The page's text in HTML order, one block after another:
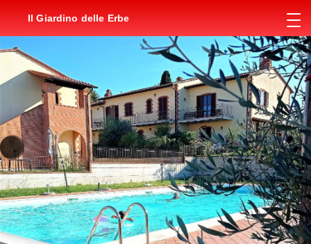
Il Giardino delle Erbe